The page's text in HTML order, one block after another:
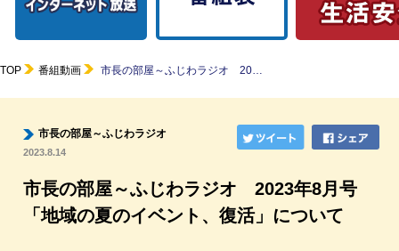
TOP 番組動画 市長の部屋～ふじわラジオ 20…
市長の部屋～ふじわラジオ
2023.8.14
市長の部屋～ふじわラジオ 2023年8月号
「地域の夏のイベント、復活」について